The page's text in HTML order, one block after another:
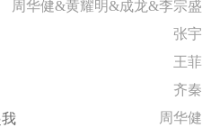
周华健&黄耀明&成龙&李宗盛
张宇
王菲
齐秦
周华健